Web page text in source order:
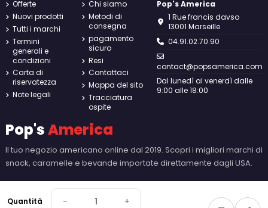
Quantità − +
Offerte
Nuovi prodotti
Tutti i marchi
Termini
generali e
condizioni
Carta di
riservatezza
Note legali
Chi siamo
Metodi di
consegna
pagamento
sicuro
Resi
Contattaci
Mappa del sito
Tracciatura
ospite
Pop's America
1 Rue francis davso
13001 Marseille
04.91.02.70.90
contact@popsamerica.com
Dal lunedì al venerdì dalle
9:00 alle 18:00
Pop'sAmerica
Il tuo negozio americano online dal 2019. Scopri i migliori marchi di
snack, caramelle e bevande importate direttamente dagli USA.